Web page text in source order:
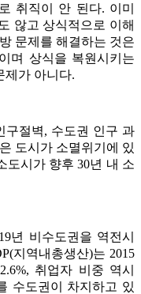
취직이 안 된다. 이미
않고 상식적으로 이해
문제를 해결하는 것은
며 상식을 복원시키는
제가 아니다.
구절벽, 수도권 인구 과
도시가 소멸위기에 있
도시가 향후 30년 내 소
년 비수도권을 역전시
지역내총생산)는 2015
취업자 비중 역시
수도권이 차지하고 있